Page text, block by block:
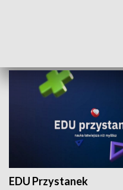
EDU Przystanek